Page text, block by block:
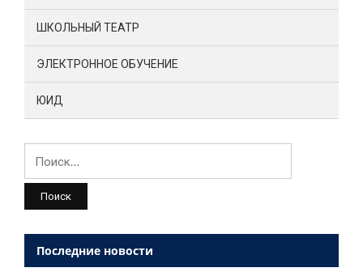
ШКОЛЬНЫЙ ТЕАТР
ЭЛЕКТРОННОЕ ОБУЧЕНИЕ
ЮИД
Последние новости